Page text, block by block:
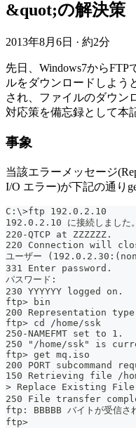
&quot;の解決策
2013年8月6日 · 約2分
先日、Windows7からFTP
ルをダウンロードしよう
され、ファイルのダウン
対応策を備忘録として本
事象
当該エラーメッセージ
I/O エラー)が下記の通り
C:\>ftp 192.0.2.10
192.0.2.10 に接続しました。
220-QTCP at ZZZZZZ.
220 Connection will
ユーザー
331 Enter password.
パスワード:
230 YYYYYY logged on.
ftp> bin
200 Representation
ftp> cd /home/ssk
250-NAMEFMT set to 1.
250 "/home/ssk" is
ftp> get mq.iso
200 PORT subcommand
150 Retrieving file /
> Replace Existing
250 File transfer
ftp: BBBBB バイトが受信さ
ftp>